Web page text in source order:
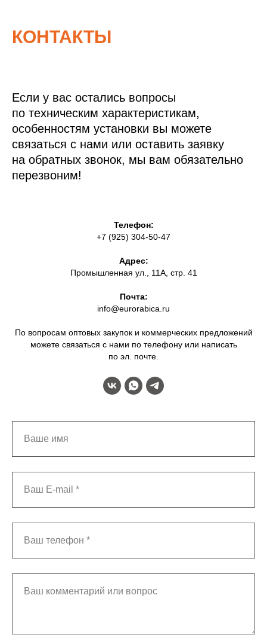
КОНТАКТЫ
Если у вас остались вопросы
по техническим характеристикам,
особенностям установки вы можете
связаться с нами или оставить заявку
на обратных звонок, мы вам обязательно
перезвоним!
Телефон:
+7 (925) 304-50-47
Адрес:
Промышленная ул., 11А, стр. 41
Почта:
info@eurorabica.ru
По вопросам оптовых закупок и коммерческих предложений
можете связаться с нами по телефону или написать
по эл. почте.
Ваше имя
Ваш E-mail *
Ваш телефон *
Ваш комментарий или вопрос